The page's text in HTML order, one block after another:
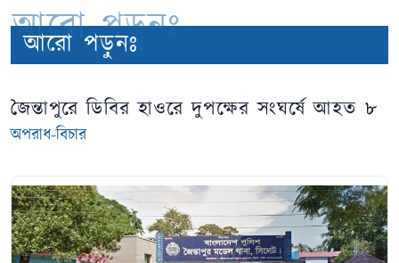
আরো পড়ুনঃ
আরো পড়ুনঃ
জৈন্তাপুরে ডিবির হাওরে দুপক্ষের সংঘর্ষে আহত ৮
অপরাধ-বিচার